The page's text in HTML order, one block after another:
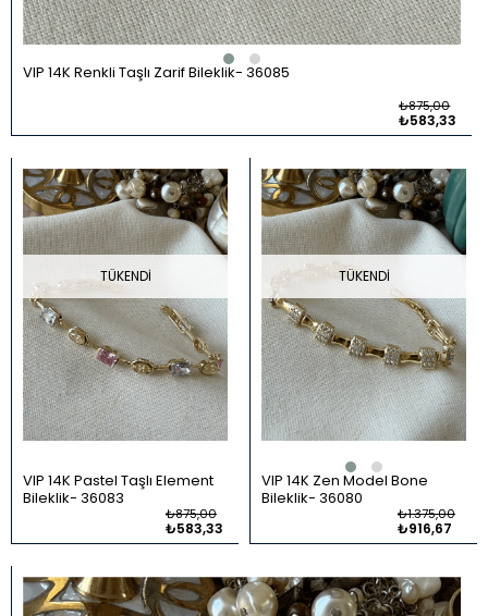
VIP 14K Renkli Taşlı Zarif Bileklik 36085
₺583,33
₺875,00
TÜKENDI
VIP 14K Pastel Taşlı Element
Bileklik 36083
₺583,33
₺875,00
TÜKENDI
VIP 14K Zen Model Bone
Bileklik 36080
₺916,67
₺1.375,00